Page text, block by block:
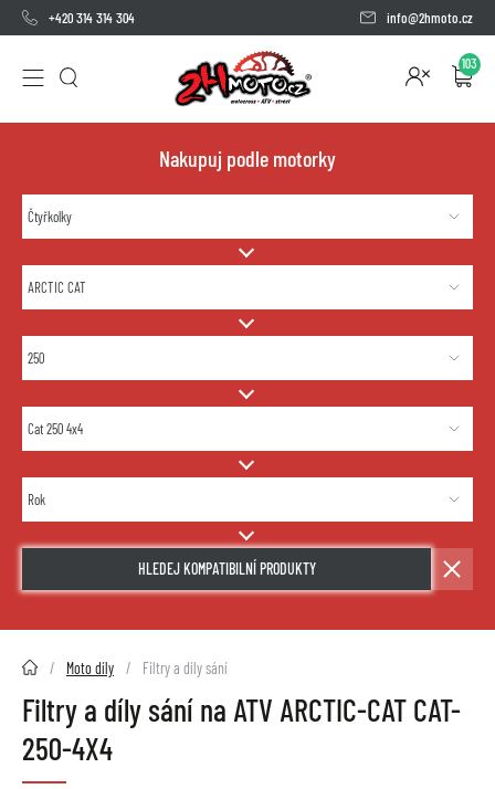
+420 314 314 304 info@2hmoto.cz
103
Nakupuj podle motorky
HLEDEJ KOMPATIBILNÍ PRODUKTY
2HMOTO.cz Moto díly Filtry a díly sání
Filtry a díly sání na ATV ARCTIC-CAT CAT-
250-4X4